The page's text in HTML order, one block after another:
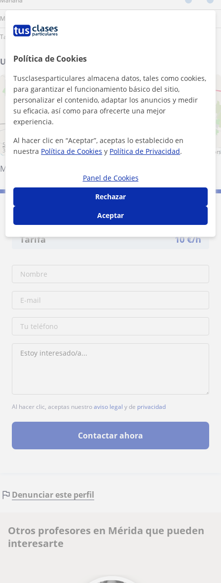
Mediodía
Tarde
Ubicación de mis clases
+ −
5 km
3 mi
Leaflet| ©OpenStreetMap contributors
Mérida
Contacta con Álvaro
Tarifa 10€/h
Al hacer clic, aceptas nuestroaviso legal y de privacidad
Contactar ahora
Denunciar este perfil
Otros profesores en Mérida que pueden
interesarte
Política de Cookies
Tusclasesparticulares almacena datos, tales como cookies,
para garantizar el funcionamiento básico del sitio,
personalizar el contenido, adaptar los anuncios y medir
su eficacia, así como para ofrecerte una mejor
experiencia.
Al hacer clic en “Aceptar”, aceptas lo establecido en
nuestra Política de Cookies y Política de Privacidad.
Panel de Cookies
Rechazar
Aceptar